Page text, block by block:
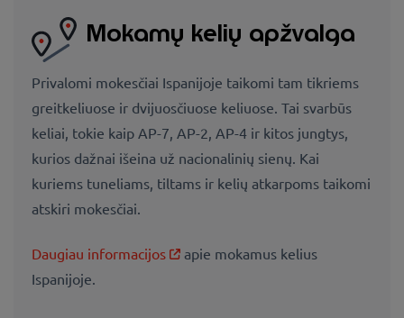
Mokamų kelių apžvalga
Privalomi mokesčiai Ispanijoje taikomi tam tikriems
greitkeliuose ir dvijuosčiuose keliuose. Tai svarbūs
keliai, tokie kaip AP-7, AP-2, AP-4 ir kitos jungtys,
kurios dažnai išeina už nacionalinių sienų. Kai
kuriems tuneliams, tiltams ir kelių atkarpoms taikomi
atskiri mokesčiai.
Daugiau informacijos
apie mokamus kelius
Ispanijoje.